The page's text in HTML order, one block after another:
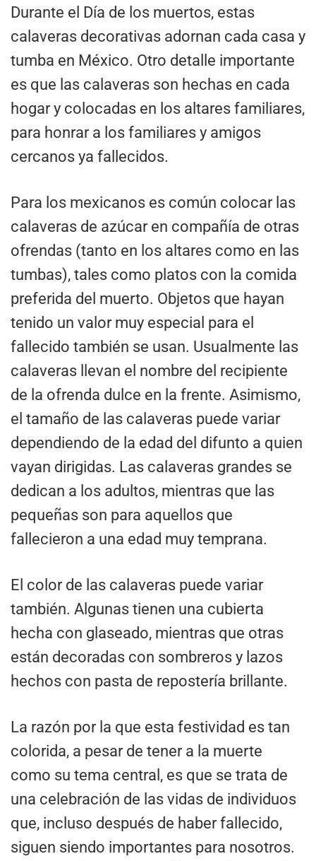
Durante el Día de los muertos, estas
calaveras decorativas adornan cada casa y
tumba en México. Otro detalle importante
es que las calaveras son hechas en cada
hogar y colocadas en los altares familiares,
para honrar a los familiares y amigos
cercanos ya fallecidos.
Para los mexicanos es común colocar las
calaveras de azúcar en compañía de otras
ofrendas (tanto en los altares como en las
tumbas), tales como platos con la comida
preferida del muerto. Objetos que hayan
tenido un valor muy especial para el
fallecido también se usan. Usualmente las
calaveras llevan el nombre del recipiente
de la ofrenda dulce en la frente. Asimismo,
el tamaño de las calaveras puede variar
dependiendo de la edad del difunto a quien
vayan dirigidas. Las calaveras grandes se
dedican a los adultos, mientras que las
pequeñas son para aquellos que
fallecieron a una edad muy temprana.
El color de las calaveras puede variar
también. Algunas tienen una cubierta
hecha con glaseado, mientras que otras
están decoradas con sombreros y lazos
hechos con pasta de repostería brillante.
La razón por la que esta festividad es tan
colorida, a pesar de tener a la muerte
como su tema central, es que se trata de
una celebración de las vidas de individuos
que, incluso después de haber fallecido,
siguen siendo importantes para nosotros.